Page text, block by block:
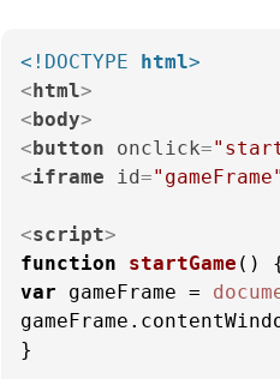
<!DOCTYPE html>
<html>
<body>
<button onclick=
<iframe id="gameFrame"
<script>
function
startGame (
var gameFrame =
gameFrame.
}